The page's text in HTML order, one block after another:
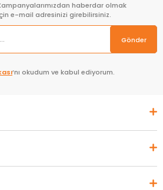
haberdar olmak
e-mail adresinizi girebilirsiniz.
Gönder
’nı okudum ve kabul ediyorum.